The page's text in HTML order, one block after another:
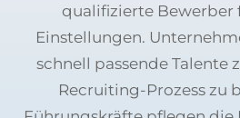
qualifizierte Bewerber
Einstellungen.
schnell passende Talente
Recruiting-Prozess zu